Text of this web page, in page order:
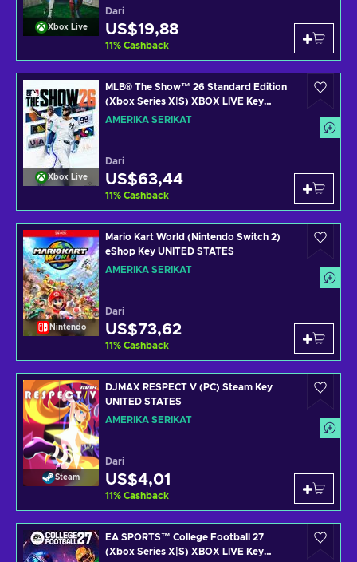
Xbox Live
Dari
US$19,88
11% Cashback
Xbox Live
MLB® The Show™ 26 Standard Edition
(Xbox Series X|S) XBOX LIVE Key
UNITED STATES
AMERIKA SERIKAT
Dari
US$63,44
11% Cashback
Nintendo
Mario Kart World (Nintendo Switch 2)
eShop Key UNITED STATES
AMERIKA SERIKAT
Dari
US$73,62
11% Cashback
Steam
DJMAX RESPECT V (PC) Steam Key
UNITED STATES
AMERIKA SERIKAT
Dari
US$4,01
11% Cashback
EA SPORTS™ College Football 27
(Xbox Series X|S) XBOX LIVE Key